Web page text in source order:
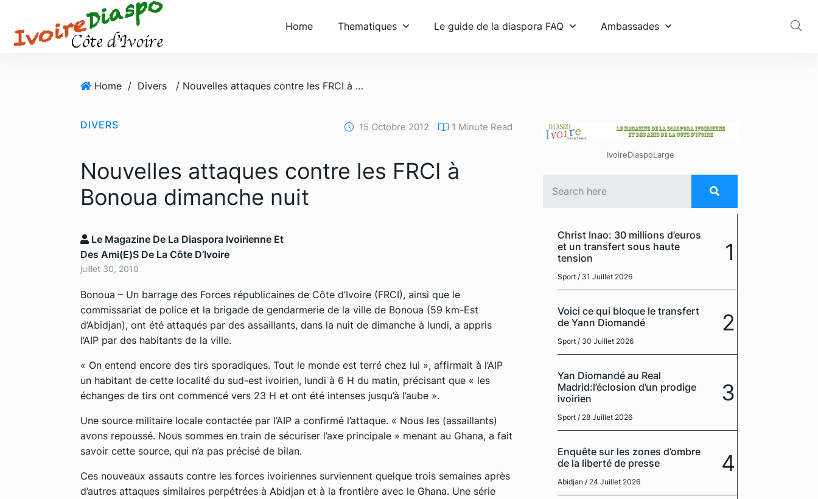
Home Thematiques Le guide de la diaspora FAQ Ambassades
Home / Divers / Nouvelles attaques contre les FRCI à Bonoua dimanche nuit
DIVERS 15 Octobre 2012 1 Minute Read
Nouvelles attaques contre les FRCI à
Bonoua dimanche nuit
Le Magazine De La Diaspora Ivoirienne Et
Des Ami(e)s De La Côte D’Ivoire
juillet 30, 2010
Bonoua – Un barrage des Forces républicaines de Côte d’Ivoire (FRCI), ainsi que le
commissariat de police et la brigade de gendarmerie de la ville de Bonoua (59 km-Est
d’Abidjan), ont été attaqués par des assaillants, dans la nuit de dimanche à lundi, a appris
l’AIP par des habitants de la ville.
« On entend encore des tirs sporadiques. Tout le monde est terré chez lui », affirmait à l’AIP
un habitant de cette localité du sud-est ivoirien, lundi à 6 H du matin, précisant que « les
échanges de tirs ont commencé vers 23 H et ont été intenses jusqu’à l’aube ».
Une source militaire locale contactée par l’AIP a confirmé l’attaque. « Nous les (assaillants)
avons repoussé. Nous sommes en train de sécuriser l’axe principale » menant au Ghana, a fait
savoir cette source, qui n’a pas précisé de bilan.
Ces nouveaux assauts contre les forces ivoiriennes surviennent quelque trois semaines après
d’autres attaques similaires perpétrées à Abidjan et à la frontière avec le Ghana. Une série
IvoireDiaspoLarge
Christ Inao: 30 millions d’euros
et un transfert sous haute
tension
Sport / 31 Juillet 2026
1
Voici ce qui bloque le transfert
de Yann Diomandé
Sport / 30 Juillet 2026
2
Yan Diomandé au Real
Madrid:l’éclosion d’un prodige
ivoirien
Sport / 28 Juillet 2026
3
Enquête sur les zones d’ombre
de la liberté de presse
Abidjan / 24 Juillet 2026
4